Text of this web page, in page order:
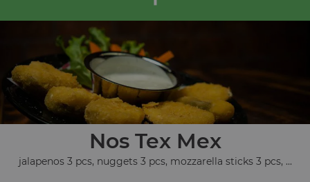
Nos Tex Mex
jalapenos 3 pcs, nuggets 3 pcs, mozzarella sticks 3 pcs, ...